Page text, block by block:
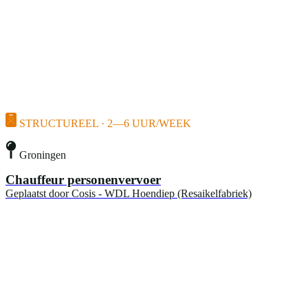
STRUCTUREEL · 2—6 UUR/WEEK
Groningen
Chauffeur personenvervoer
Geplaatst door Cosis - WDL Hoendiep (Resaikelfabriek)